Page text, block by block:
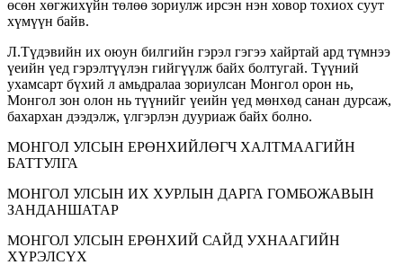
өсөн хөгжихүйн төлөө зориулж ирсэн нэн ховор тохиох суут
хүмүүн байв.
Л.Түдэвийн их оюун билгийн гэрэл гэгээ хайртай ард түмнээ
үеийн үед гэрэлтүүлэн гийгүүлж байх болтугай. Түүний
ухамсарт бүхий л амьдралаа зориулсан Монгол орон нь,
Монгол зон олон нь түүнийг үеийн үед мөнхөд санан дурсаж,
бахархан дээдэлж, үлгэрлэн дууриаж байх болно.
МОНГОЛ УЛСЫН ЕРӨНХИЙЛӨГЧ ХАЛТМААГИЙН
БАТТУЛГА
МОНГОЛ УЛСЫН ИХ ХУРЛЫН ДАРГА ГОМБОЖАВЫН
ЗАНДАНШАТАР
МОНГОЛ УЛСЫН ЕРӨНХИЙ САЙД УХНААГИЙН
ХҮРЭЛСҮХ